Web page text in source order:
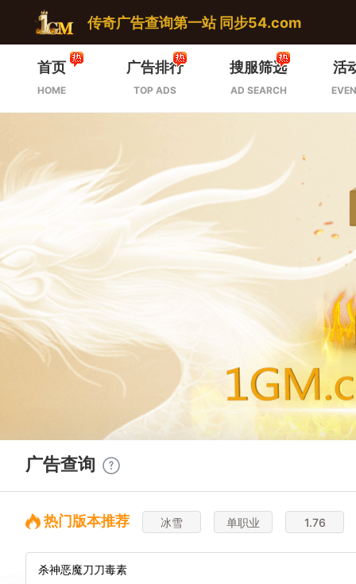
传奇广告查询第一站 同步54.com
首页
HOME
广告排行
TOP ADS
搜服筛选
AD SEARCH
活
广告查询
热门版本推荐 冰雪 单职业 1.76